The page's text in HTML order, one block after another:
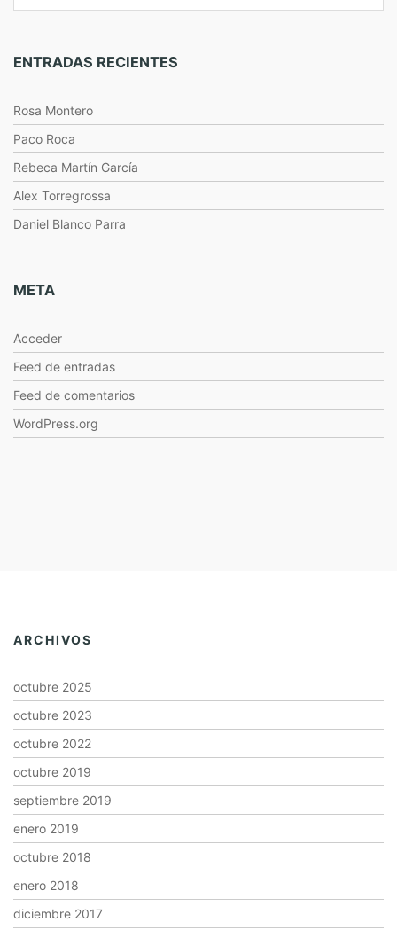
ENTRADAS RECIENTES
Rosa Montero
Paco Roca
Rebeca Martín García
Alex Torregrossa
Daniel Blanco Parra
META
Acceder
Feed de entradas
Feed de comentarios
WordPress.org
ARCHIVOS
octubre 2025
octubre 2023
octubre 2022
octubre 2019
septiembre 2019
enero 2019
octubre 2018
enero 2018
diciembre 2017